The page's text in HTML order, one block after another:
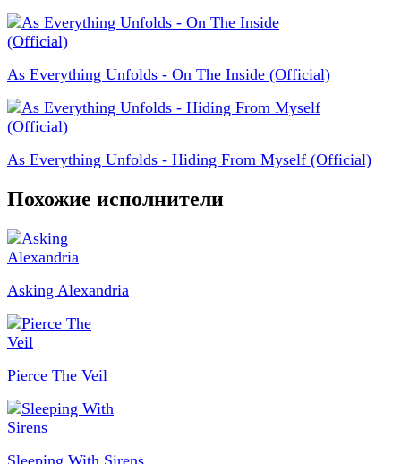
As Everything Unfolds - On The Inside (Official)
As Everything Unfolds - Hiding From Myself (Official)
Похожие исполнители
Asking Alexandria
Pierce The Veil
Sleeping With Sirens